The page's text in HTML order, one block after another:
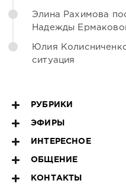
Элина Рахимова
Надежды
Юлия
ситуация
РУБРИКИ
ЭФИРЫ
ИНТЕРЕСНОЕ
ОБЩЕНИЕ
КОНТАКТЫ